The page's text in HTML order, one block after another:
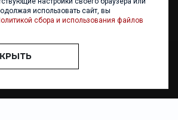
© 2013 - 2026. Все права защищены
и
использовать сайт, вы
сбора и использования файлов